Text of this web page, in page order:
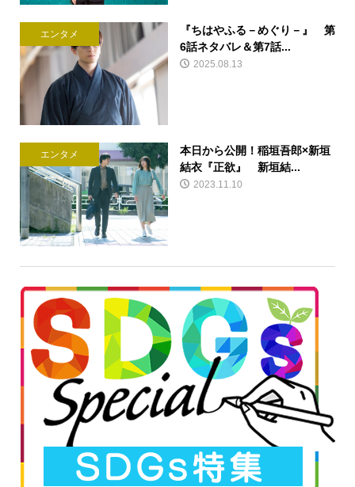
エンタメ
『ちはやふる－めぐり－』 第
6話ネタバレ＆第7話...
2025.08.13
エンタメ
本日から公開！稲垣吾郎×新垣
結衣『正欲』 新垣結...
2023.11.10